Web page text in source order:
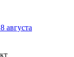
8 августа